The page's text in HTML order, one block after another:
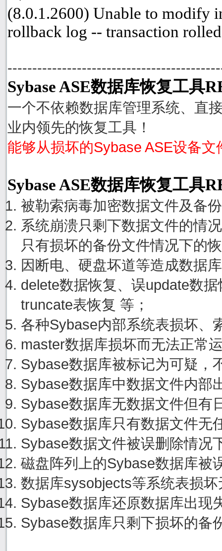
(8.0.1.2600) Unable to modify
rollback log -- transaction
Sybase ASE数据库恢复工具
一个不依赖数据库管理系统、直
业内领先的恢复工具！
能够从损坏的Sybase ASE设备
Sybase ASE数据库恢复工具
被勒索病毒加密数据文件及备
系统崩溃只剩下数据文件的情
只有损坏的备份文件情况下的
因断电、硬盘坏道等造成数据
delete数据恢复、误update数
truncate表恢复 等；
各种Sybase内部系统表损坏、
master数据库损坏而无法正常
Sybase数据库被标记为可疑，
Sybase数据库中数据文件内部
Sybase数据库无数据文件但有
Sybase数据库只有数据文件无
Sybase数据文件被误删除情况
磁盘阵列上的Sybase数据库被
数据库sysobjects等系统表损
Sybase数据库还原数据库出现
Sybase数据库只剩下损坏的备